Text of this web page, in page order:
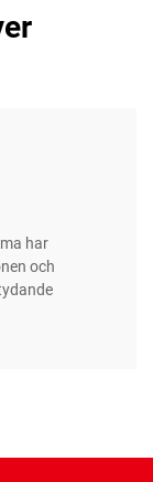
har
och